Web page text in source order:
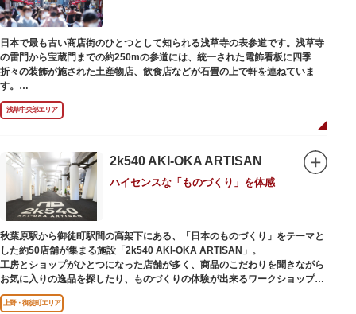
東叡山（とうえいざん）という山号は、東の「比叡山延暦寺」を意味してお
り、比叡山や京都の有名寺院になぞらえて上野の山に数多くの堂舎が建立さ
れました。本尊は薬師瑠璃光如来（やくしるりこうにょらい）で、伝教大師
最澄が自ら彫ったと伝えられる秘仏です。徳川歴代将軍の祈祷寺と菩提寺を
兼ね、御霊廟には6名の将軍が埋葬されています。
日本で最も古い商店街のひとつとして知られる浅草寺の表参道です。浅草寺
の雷門から宝蔵門までの約250mの参道には、統一された電飾看板に四季
折々の装飾が施された土産物店、飲食店などが石畳の上で軒を連ねていま
す。
人形焼や手焼きせんべいをはじめ、団子や揚げまんじゅう、雷おこしなどの
銘菓、和傘や扇子など伝統工芸品も並び、歩いているだけで浅草らしさを感
じる場所です。江戸文化を感じる粋な商品の数々は、海外からの観光客にも
ての味を堪能できるのも魅力。下町っ子の威勢の良い売り声が飛び交うな
か、お気に入りのお土産探しをお楽しみください。
浅草中央部エリア
2k540 AKI-OKA ARTISAN
ハイセンスな「ものづくり」を体感
秋葉原駅から御徒町駅間の高架下にある、「日本のものづくり」をテーマと
した約50店舗が集まる施設「2k540 AKI-OKA ARTISAN」。
工房とショップがひとつになった店舗が多く、商品のこだわりを聞きながら
お気に入りの逸品を探したり、ものづくりの体験が出来るワークショップに
参加して自分だけのオリジナル商品を作ったり、クリエイターと直接コミュ
ニケーションをとりながらのショッピングが楽しめます。飲食店もあるので
上野・御徒町エリア